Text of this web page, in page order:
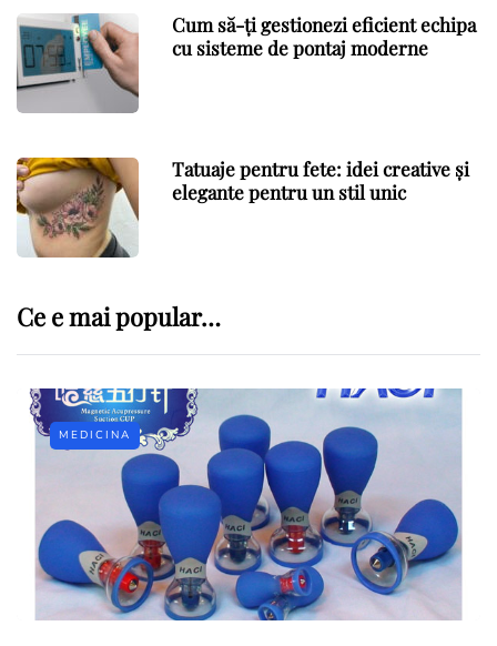
Cum să-ți gestionezi eficient echipa
cu sisteme de pontaj moderne
Tatuaje pentru fete: idei creative și
elegante pentru un stil unic
Ce e mai popular…
MEDICINA